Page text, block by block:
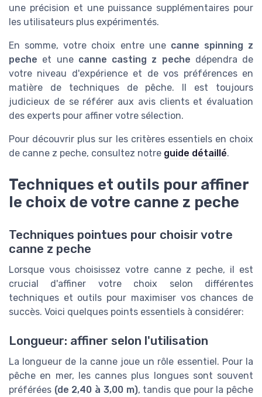
une précision et une puissance supplémentaires pour
les utilisateurs plus expérimentés.
En somme, votre choix entre une canne spinning z
peche et une canne casting z peche dépendra de
votre niveau d'expérience et de vos préférences en
matière de techniques de pêche. Il est toujours
judicieux de se référer aux avis clients et évaluation
des experts pour affiner votre sélection.
Pour découvrir plus sur les critères essentiels en choix
de canne z peche, consultez notre guide détaillé.
Techniques et outils pour affiner
le choix de votre canne z peche
Techniques pointues pour choisir votre
canne z peche
Lorsque vous choisissez votre canne z peche, il est
crucial d'affiner votre choix selon différentes
techniques et outils pour maximiser vos chances de
succès. Voici quelques points essentiels à considérer:
Longueur: affiner selon l'utilisation
La longueur de la canne joue un rôle essentiel. Pour la
pêche en mer, les cannes plus longues sont souvent
préférées (de 2,40 à 3,00 m), tandis que pour la pêche